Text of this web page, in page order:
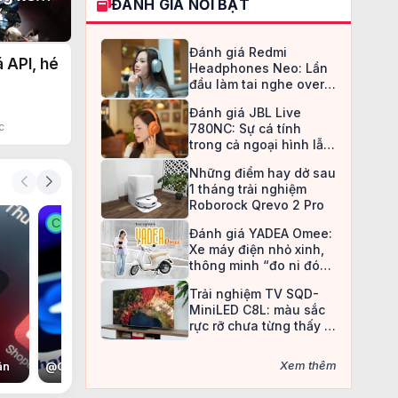
đao
API, hé
C
@Con voi còi Christine May
ĐÁNH GIÁ NỔI BẬT
Đánh giá Redmi
Headphones Neo: Lần
đầu làm tai nghe over-
an toàn
Đánh giá JBL Live
780NC: Sự cá tính
trong cả ngoại hình lẫn
Những điểm hay dở sau
1 tháng trải nghiệm
Roborock Qrevo 2 Pro
Đánh giá YADEA Omee:
Xe máy điện nhỏ xinh,
thông minh “đo ni đóng
Trải nghiệm TV SQD-
MiniLED C8L: màu sắc
rực rỡ chưa từng thấy ở
Xem thêm